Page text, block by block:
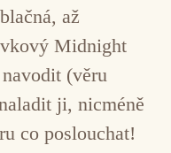
až
Midnight
(věru
ji, nicméně
co poslouchat!